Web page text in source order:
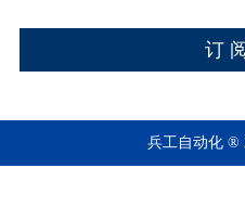
兵工自动化 ®